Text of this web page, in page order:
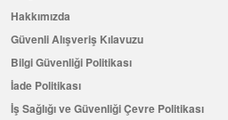
Hakkımızda
Güvenli Alışveriş Kılavuzu
Bilgi Güvenliği Politikası
İade Politikası
İş Sağlığı ve Güvenliği Çevre Politikası